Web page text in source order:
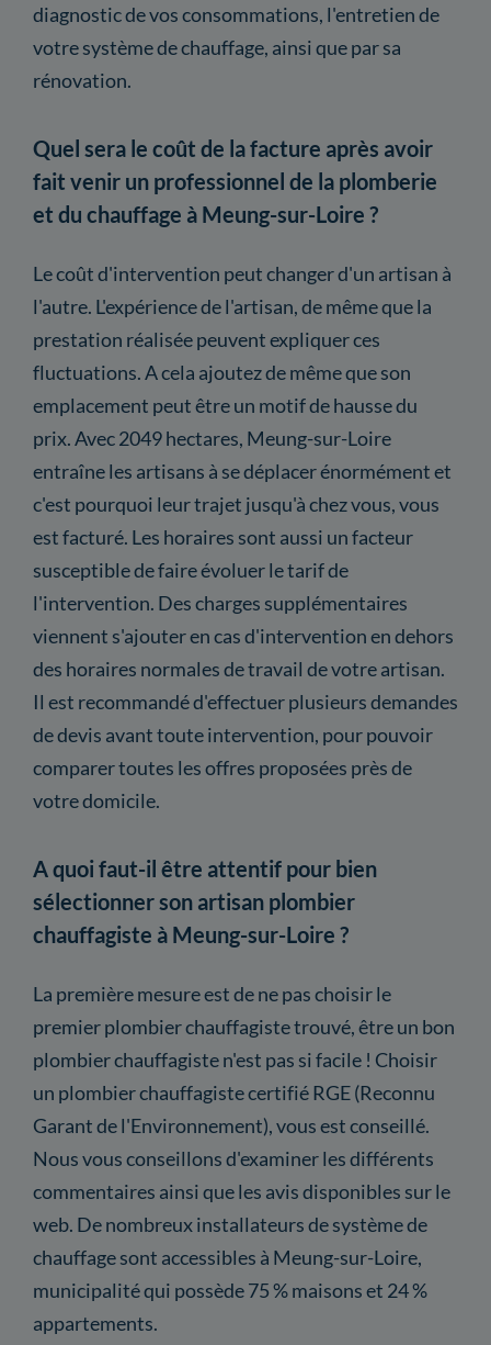
diagnostic de vos consommations, l'entretien de
votre système de chauffage, ainsi que par sa
rénovation.
Quel sera le coût de la facture après avoir
fait venir un professionnel de la plomberie
et du chauffage à Meung-sur-Loire ?
Le coût d'intervention peut changer d'un artisan à
l'autre. L'expérience de l'artisan, de même que la
prestation réalisée peuvent expliquer ces
fluctuations. A cela ajoutez de même que son
emplacement peut être un motif de hausse du
prix. Avec 2049 hectares, Meung-sur-Loire
entraîne les artisans à se déplacer énormément et
c'est pourquoi leur trajet jusqu'à chez vous, vous
est facturé. Les horaires sont aussi un facteur
susceptible de faire évoluer le tarif de
l'intervention. Des charges supplémentaires
viennent s'ajouter en cas d'intervention en dehors
des horaires normales de travail de votre artisan.
Il est recommandé d'effectuer plusieurs demandes
de devis avant toute intervention, pour pouvoir
comparer toutes les offres proposées près de
votre domicile.
A quoi faut-il être attentif pour bien
sélectionner son artisan plombier
chauffagiste à Meung-sur-Loire ?
La première mesure est de ne pas choisir le
premier plombier chauffagiste trouvé, être un bon
plombier chauffagiste n'est pas si facile ! Choisir
un plombier chauffagiste certifié RGE (Reconnu
Garant de l'Environnement), vous est conseillé.
Nous vous conseillons d'examiner les différents
commentaires ainsi que les avis disponibles sur le
web. De nombreux installateurs de système de
chauffage sont accessibles à Meung-sur-Loire,
municipalité qui possède 75 % maisons et 24 %
appartements.